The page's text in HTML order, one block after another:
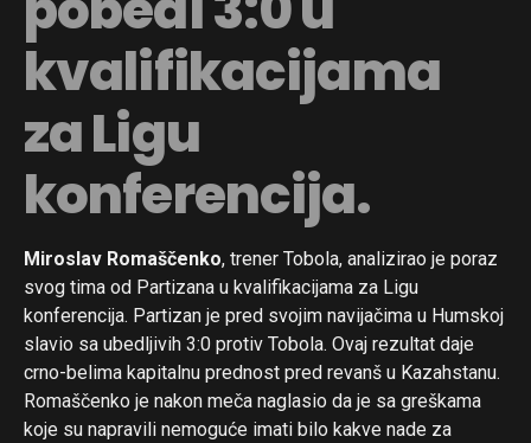
kvalifikacijama
za Ligu
konferencija.
Miroslav Romaščenko, trener Tobola, analizirao je poraz
svog tima od Partizana u kvalifikacijama za Ligu
konferencija. Partizan je pred svojim navijačima u Humskoj
slavio sa ubedljivih 3:0 protiv Tobola. Ovaj rezultat daje
crno-belima kapitalnu prednost pred revanš u Kazahstanu.
Romaščenko je nakon meča naglasio da je sa greškama
koje su napravili nemoguće imati bilo kakve nade za